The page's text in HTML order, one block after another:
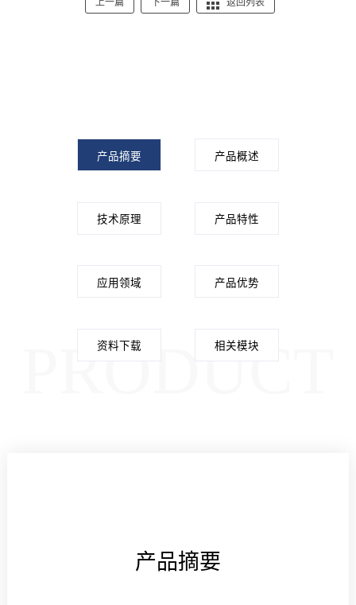
产品摘要 产品概述
技术原理 产品特性
应用领域 产品优势
资料下载 相关模块
PRODUCT
产品摘要